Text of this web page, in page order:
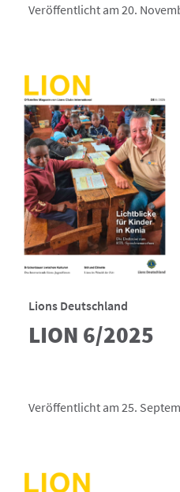
Veröffentlicht am 20.
Lions Deutschland
LION 6/2025
Veröffentlicht am 25.